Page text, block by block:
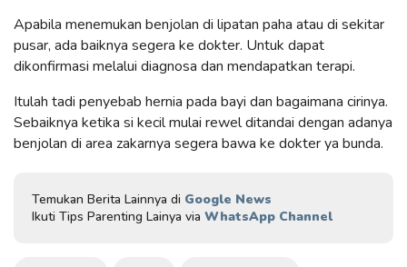
Apabila menemukan benjolan di lipatan paha atau di sekitar
pusar, ada baiknya segera ke dokter. Untuk dapat
dikonfirmasi melalui diagnosa dan mendapatkan terapi.
Itulah tadi penyebab hernia pada bayi dan bagaimana cirinya.
Sebaiknya ketika si kecil mulai rewel ditandai dengan adanya
benjolan di area zakarnya segera bawa ke dokter ya bunda.
Temukan Berita Lainnya di Google News
Ikuti Tips Parenting Lainya via WhatsApp Channel